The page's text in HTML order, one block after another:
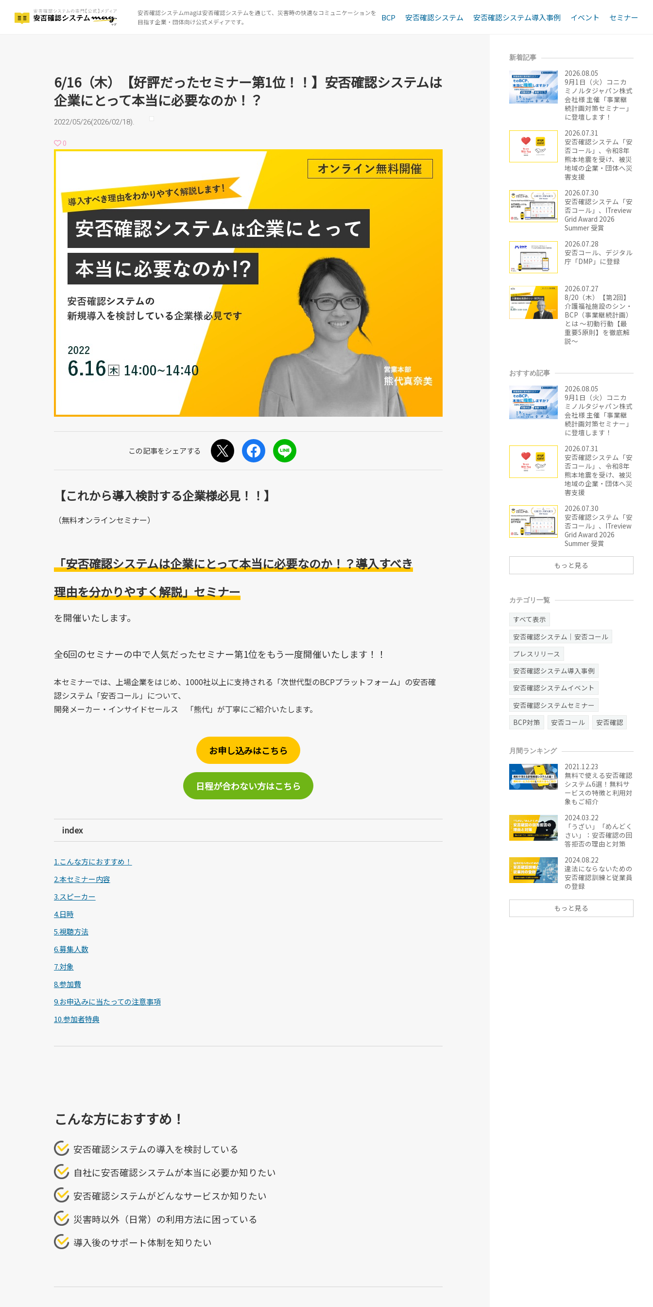
安否確認システムmagは安否確認システムを通じて、災害時の快適なコミュニケーションを
目指す企業・団体向け公式メディアです。
BCP 安否確認システム 安否確認システム導入事例 イベント セミナー
6/16（木）【好評だったセミナー第1位！！】安否確認システムは企業にとって本当に必
6/16（木）【好評だったセミナー第1位！！】安否確認システムは
企業にとって本当に必要なのか！？
2022/05/26(2026/02/18).
0
【これから導入検討する企業様必見！！】
（無料オンラインセミナー）
「安否確認システムは企業にとって本当に必要なのか！？導入すべき
理由を分かりやすく解説」セミナー
を開催いたします。
全6回のセミナーの中で人気だったセミナー第1位をもう一度開催いたします！！
本セミナーでは、上場企業をはじめ、1000社以上に支持される「次世代型のBCPプラットフォーム」の安否確
認システム「安否コール」について、
開発メーカー・インサイドセールス 「熊代」が丁寧にご紹介いたします。
お申し込みはこちら
日程が合わない方はこちら
index
1.こんな方におすすめ！
2.本セミナー内容
3.スピーカー
4.日時
5.視聴方法
6.募集人数
7.対象
8.参加費
9.お申込みに当たっての注意事項
10.参加者特典
こんな方におすすめ！
安否確認システムの導入を検討している
自社に安否確認システムが本当に必要か知りたい
安否確認システムがどんなサービスか知りたい
災害時以外（日常）の利用方法に困っている
導入後のサポート体制を知りたい
新着記事
2026.08.05
9月1日（火）コニカ
ミノルタジャパン株式
会社様 主催「事業継
続計画対策セミナー」
に登壇します！
2026.07.31
安否確認システム「安
否コール」、令和8年
熊本地震を受け、被災
地域の企業・団体へ災
害支援
2026.07.30
安否確認システム「安
否コール」、ITreview
Grid Award 2026
Summer 受賞
2026.07.28
安否コール、デジタル
庁「DMP」に登録
2026.07.27
8/20（木）【第2回】
介護福祉施設のシン・
BCP（事業継続計画）
とは ～初動行動【最
重要5原則】を徹底解
説～
おすすめ記事
2026.08.05
9月1日（火）コニカ
ミノルタジャパン株式
会社様 主催「事業継
続計画対策セミナー」
に登壇します！
2026.07.31
安否確認システム「安
否コール」、令和8年
熊本地震を受け、被災
地域の企業・団体へ災
害支援
2026.07.30
安否確認システム「安
否コール」、ITreview
Grid Award 2026
Summer 受賞
もっと見る
カテゴリ一覧
すべて表示
安否確認システム｜安否コール
プレスリリース
安否確認システム導入事例
安否確認システムイベント
安否確認システムセミナー
BCP対策
安否コール 安否確認
月間ランキング
2021.12.23
無料で使える安否確認
システム6選！無料サ
ービスの特徴と利用対
象もご紹介
2024.03.22
「うざい」「めんどく
さい」：安否確認の回
答拒否の理由と対策
2024.08.22
違法にならないための
安否確認訓練と従業員
の登録
もっと見る